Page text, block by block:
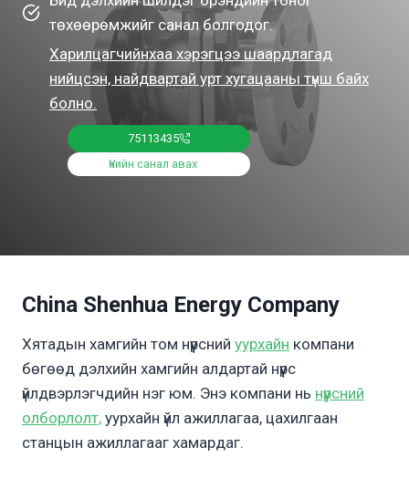
төхөөрөмжийг санал болгодог.
Харилцагчийнхаа хэрэгцээ шаардлагад
нийцсэн, найдвартай урт хугацааны түнш байх
болно.
75113435
Үнийн санал авах
China Shenhua Energy Company
Хятадын хамгийн том нүүрсний уурхайн компани
бөгөөд дэлхийн хамгийн алдартай нүүрс
үйлдвэрлэгчдийн нэг юм. Энэ компани нь нүүрсний
олборлолт, уурхайн үйл ажиллагаа, цахилгаан
станцын ажиллагааг хамардаг.